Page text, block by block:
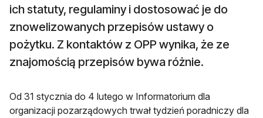
ich statuty, regulaminy i dostosować je do
znowelizowanych przepisów ustawy o
pożytku. Z kontaktów z OPP wynika, że ze
znajomością przepisów bywa różnie.
Od 31 stycznia do 4 lutego w Informatorium dla
organizacji pozarządowych trwał tydzień poradniczy dla